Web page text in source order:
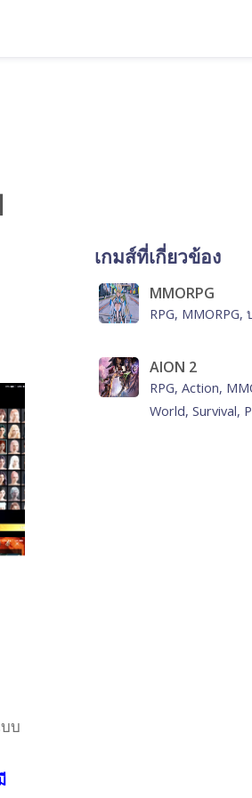
บ
เกมส์ที่เกี่ยวข้อง
MMORPG
RPG,
AION 2
RPG, Action,
World, Survival,